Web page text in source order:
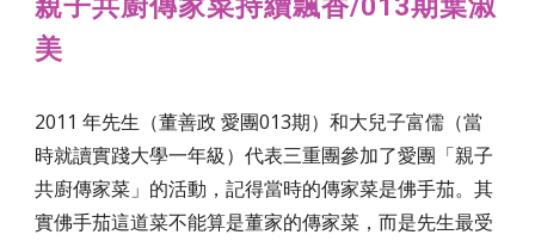
親子共廚傳家菜持續飄香/013期葉淑
美
2011 年先生（董善政 愛團013期）和大兒子富儒（當
時就讀實踐大學一年級）代表三重團參加了愛團「親子
共廚傳家菜」的活動，記得當時的傳家菜是佛手茄。其
實佛手茄這道菜不能算是董家的傳家菜，而是先生最受